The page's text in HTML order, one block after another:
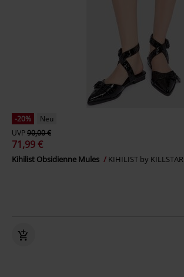
-20%
Neu
UVP90,00 €
71,99 €
Kihilist Obsidienne Mules KIHILIST by KILLSTAR